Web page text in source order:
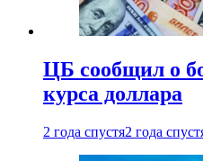
ЦБ сообщил о
курса доллара
2 года спустя2 года